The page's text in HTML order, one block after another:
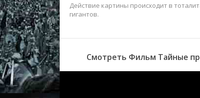
Действие картины происходит в
гигантов.
Смотреть Фильм Тайные